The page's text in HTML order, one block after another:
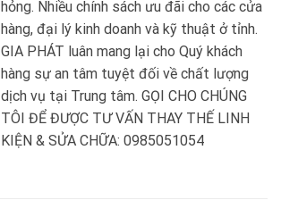
hỏng. Nhiều chính sách ưu đãi cho các cửa
hàng, đại lý kinh doanh và kỹ thuật ở tỉnh.
GIA PHÁT luân mang lại cho Quý khách
hàng sự an tâm tuyệt đối về chất lượng
dịch vụ tại Trung tâm. GỌI CHO CHÚNG
TÔI ĐỂ ĐƯỢC TƯ VẤN THAY THẾ LINH
KIỆN & SỬA CHỮA: 0985051054